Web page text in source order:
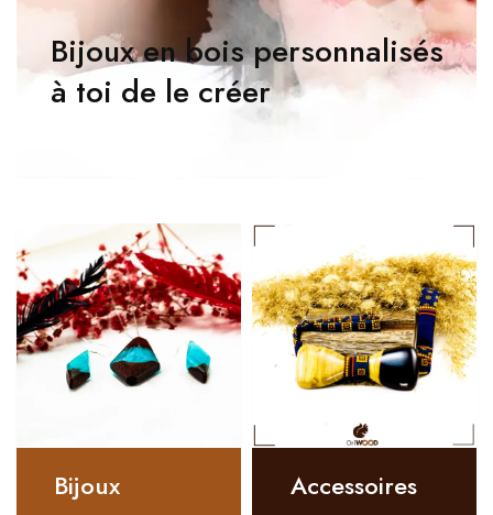
Bijoux en bois personnalisés
à toi de le créer
Bijoux Accessoires